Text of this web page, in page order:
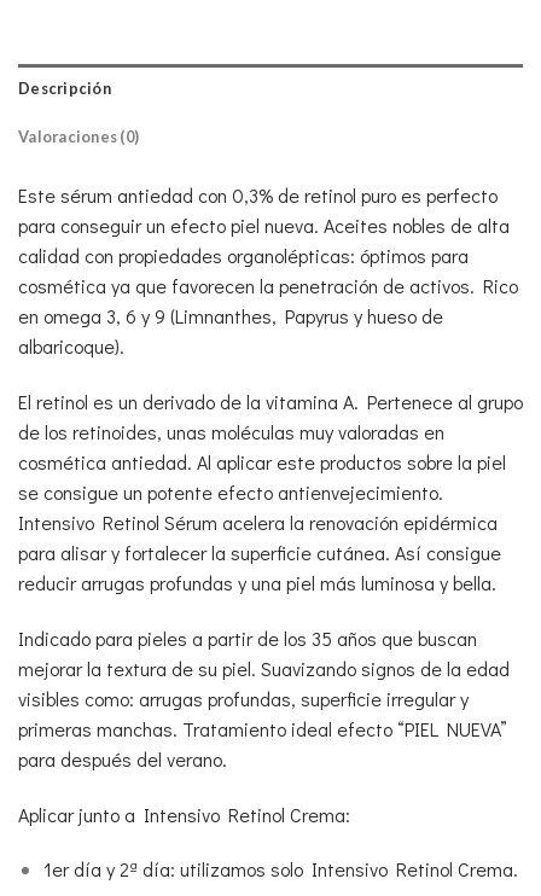
Descripción
Valoraciones (0)
Este sérum antiedad con 0,3% de retinol puro es perfecto
para conseguir un efecto piel nueva. Aceites nobles de alta
calidad con propiedades organolépticas: óptimos para
cosmética ya que favorecen la penetración de activos. Rico
en omega 3, 6 y 9 (Limnanthes, Papyrus y hueso de
albaricoque).
El retinol es un derivado de la vitamina A. Pertenece al grupo
de los retinoides, unas moléculas muy valoradas en
cosmética antiedad. Al aplicar este productos sobre la piel
se consigue un potente efecto antienvejecimiento.
Intensivo Retinol Sérum acelera la renovación epidérmica
para alisar y fortalecer la superficie cutánea. Así consigue
reducir arrugas profundas y una piel más luminosa y bella.
Indicado para pieles a partir de los 35 años que buscan
mejorar la textura de su piel. Suavizando signos de la edad
visibles como: arrugas profundas, superficie irregular y
primeras manchas. Tratamiento ideal efecto “PIEL NUEVA”
para después del verano.
Aplicar junto a Intensivo Retinol Crema:
1er día y 2ª día: utilizamos solo Intensivo Retinol Crema.